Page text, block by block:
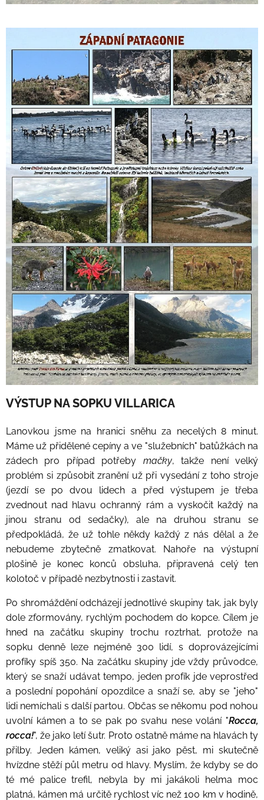
VÝSTUP NA SOPKU VILLARICA
Lanovkou jsme na hranici sněhu za necelých 8 minut.
Máme už přidělené cepíny a ve "služebních" batůžkách na
zádech pro případ potřeby mačky, takže není velký
problém si způsobit zranění už při vysedání z toho stroje
(jezdí se po dvou lidech a před výstupem je třeba
zvednout nad hlavu ochranný rám a vyskočit každý na
jinou stranu od sedačky), ale na druhou stranu se
předpokládá, že už tohle někdy každý z nás dělal a že
nebudeme zbytečně zmatkovat. Nahoře na výstupní
plošině je konec konců obsluha, připravená celý ten
kolotoč v případě nezbytnosti i zastavit.
Po shromáždění odcházejí jednotlivé skupiny tak, jak byly
dole zformovány, rychlým pochodem do kopce. Cílem je
hned na začátku skupiny trochu roztrhat, protože na
sopku denně leze nejméně 300 lidí, s doprovázejícími
profíky spíš 350. Na začátku skupiny jde vždy průvodce,
který se snaží udávat tempo, jeden profík jde veprostřed
a poslední popohání opozdilce a snaží se, aby se "jeho"
lidi nemíchali s další partou. Občas se někomu pod nohou
uvolní kámen a to se pak po svahu nese volání "Rocca,
rocca!", že jako letí šutr. Proto ostatně máme na hlavách ty
přilby. Jeden kámen, veliký asi jako pěst, mi skutečně
hvízdne stěží půl metru od hlavy. Myslím, že kdyby se do
té mé palice trefil, nebyla by mi jakákoli helma moc
platná, kámen má určitě rychlost víc než 100 km v hodině,